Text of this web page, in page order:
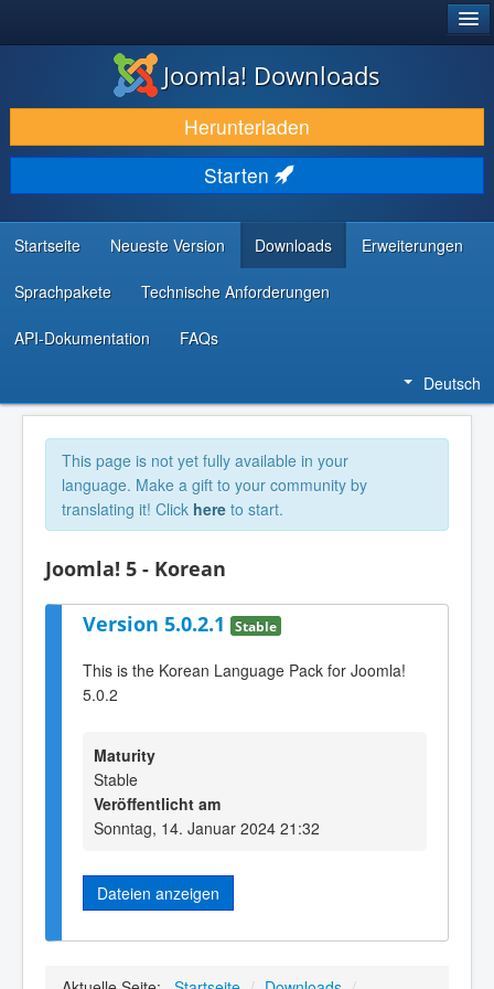
DOWNLOAD & ERWEITERN
ENTDECKEN & LERNEN
COMMUNITY & SUPPORT
RESSOURCEN FÜR ENTWICKLER
Joomla! Downloads
Herunterladen
Starten
Startseite Neueste Version Downloads Erweiterungen
Sprachpakete Technische Anforderungen
API-Dokumentation FAQs
Deutsch
This page is not yet fully available in your
language. Make a gift to your community by
translating it! Click here to start.
Joomla! 5 - Korean
Version 5.0.2.1 Stable
This is the Korean Language Pack for Joomla!
5.0.2
Maturity
Stable
Veröffentlicht am
Sonntag, 14. Januar 2024 21:32
Dateien anzeigen